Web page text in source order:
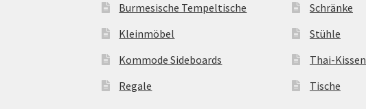
Burmesische Tempeltische
Kleinmöbel
Kommode Sideboards
Regale
Schränke
Stühle
Thai-Kissen
Tische